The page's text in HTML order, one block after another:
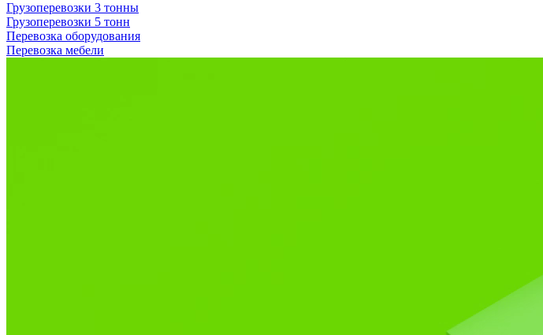
Грузоперевозки 3 тонны
Грузоперевозки 5 тонн
Перевозка оборудования
Перевозка мебели